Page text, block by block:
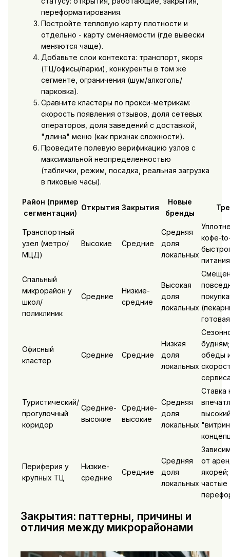
переформатирования.
Постройте тепловую карту плотности и
отдельно - карту сменяемости (где вывески
меняются чаще).
Добавьте слои контекста: транспорт, якоря
(ТЦ/офисы/парки), конкуренты в том же
сегменте, ограничения (шум/алкоголь/
парковка).
Сравните кластеры по прокси-метрикам:
скорость появления отзывов, доля сетевых
операторов, доля заведений с доставкой,
"длина" меню (как признак сложности).
Проведите полевую верификацию узлов с
максимальной неопределенностью
(таблички, режим, посадка, реальная загрузка
в пиковые часы).
Район (пример
сегментации)
Открытия Закрытия
Новые
бренды
Транспортный
узел (метро/
МЦД)
Высокие Средние
Средняя
доля
локальных
кофе-
питания
Спальный
микрорайон у
школ/
поликлиник
Средние
Низкие-
средние
Высокая
доля
локальных
Офисный
кластер
Средние Средние
Низкая
доля
локальных
обеды
Туристический/
прогулочный
коридор
Средние-
высокие
Средние-
высокие
Средняя
доля
локальных
Ставка
Периферия у
крупных ТЦ
Низкие-
средние
Средние
Средняя
доля
локальных
от
якорей;
частые
Закрытия: паттерны, причины и
отличия между микрорайонами